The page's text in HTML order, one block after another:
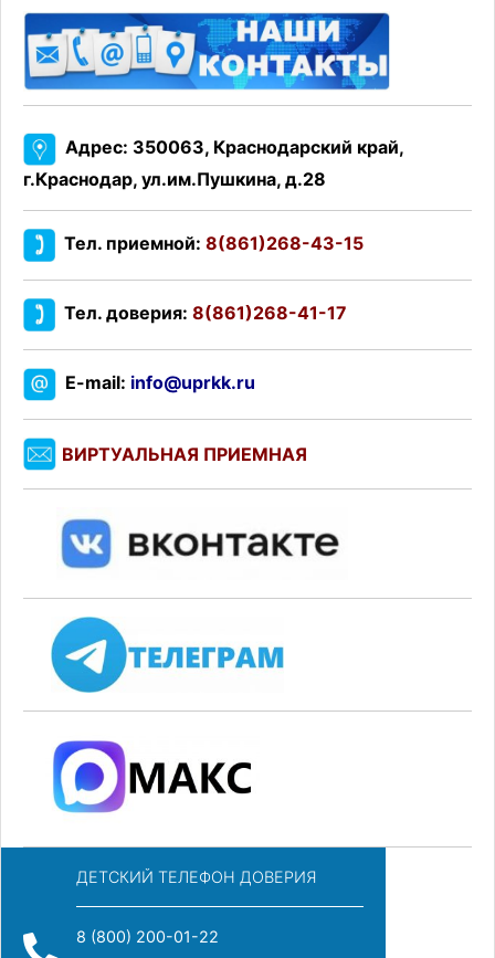
Адрес: 350063, Краснодарский край,
г.Краснодар, ул.им.Пушкина, д.28
Тел. приемной: 8(861)268-43-15
Тел. доверия: 8(861)268-41-17
E-mail: info@uprkk.ru
ВИРТУАЛЬНАЯ ПРИЕМНАЯ
ДЕТСКИЙ ТЕЛЕФОН ДОВЕРИЯ
8 (800) 200-01-22